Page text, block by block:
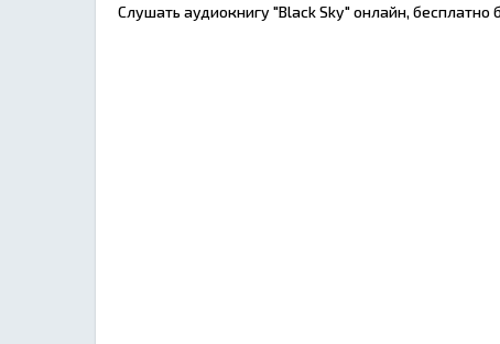
Слушать аудиокнигу "Black Sky" онлайн, бесплатно